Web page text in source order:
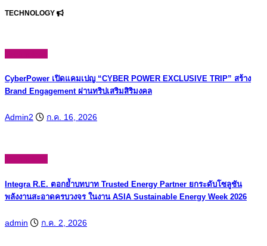
TECHNOLOGY
CyberPower เปิดแคมเปญ “CYBER POWER EXCLUSIVE TRIP” สร้าง
Brand Engagement ผ่านทริปเสริมสิริมงคล
Admin2 ก.ค. 16, 2026
Integra R.E. ตอกย้ำบทบาท Trusted Energy Partner ยกระดับโซลูชัน
พลังงานสะอาดครบวงจร ในงาน ASIA Sustainable Energy Week 2026
admin ก.ค. 2, 2026